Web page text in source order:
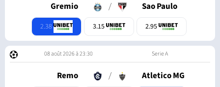
Gremio / Sao Paulo
2.38 3.15 2.95
08 août 2026 à 23:30 Serie A
Remo / Atletico MG